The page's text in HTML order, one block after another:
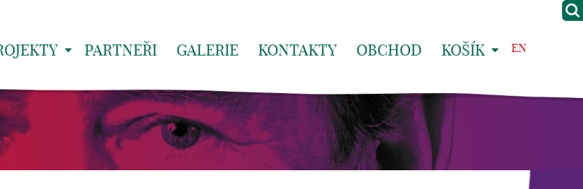
PARTNEŘI GALERIE KONTAKTY OBCHOD KOŠÍK EN